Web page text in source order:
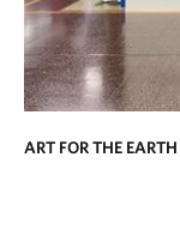
ART FOR THE EARTH